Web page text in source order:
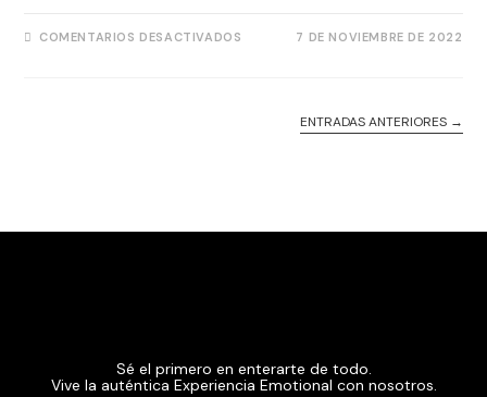
COMENTARIOS DESACTIVADOS 7 DE NOVIEMBRE DE 2022
ENTRADAS ANTERIORES →
Sé el primero en enterarte de todo.
Vive la auténtica Experiencia Emotional con nosotros.